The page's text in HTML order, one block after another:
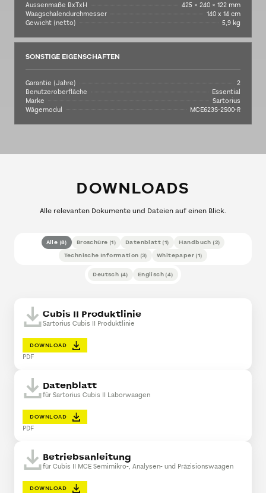
Aussenmaße BxTxH
425 × 240 × 122 mm
Waagschalendurchmesser
140 x 14 cm
Gewicht (netto)
5,9 kg
SONSTIGE EIGENSCHAFTEN
Garantie (Jahre)
2
Benutzeroberfläche
Essential
Marke
Sartorius
Wägemodul
MCE623S-2S00-R
DOWNLOADS
Alle relevanten Dokumente und Dateien auf einen Blick.
Alle (8) Broschüre (1) Datenblatt (1) Handbuch (2)
Technische Information (3) Whitepaper(1)
Deutsch (4) Englisch (4)
Cubis II Produktlinie
Sartorius Cubis II Produktlinie
DOWNLOAD
PDF
Datenblatt
für Sartorius Cubis II Laborwaagen
DOWNLOAD
PDF
Betriebsanleitung
für Cubis II MCE Semimikro-, Analysen- und Präzisionswaagen
DOWNLOAD